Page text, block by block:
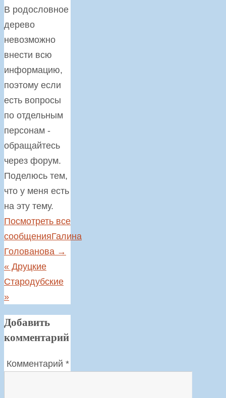
В родословное
дерево
невозможно
внести всю
информацию,
поэтому если
есть вопросы
по отдельным
персонам -
обращайтесь
через форум.
Поделюсь тем,
что у меня есть
на эту тему.
Посмотреть все
сообщенияГалина
Голованова →
« Друцкие
Стародубские
»
Добавить
комментарий
Комментарий *